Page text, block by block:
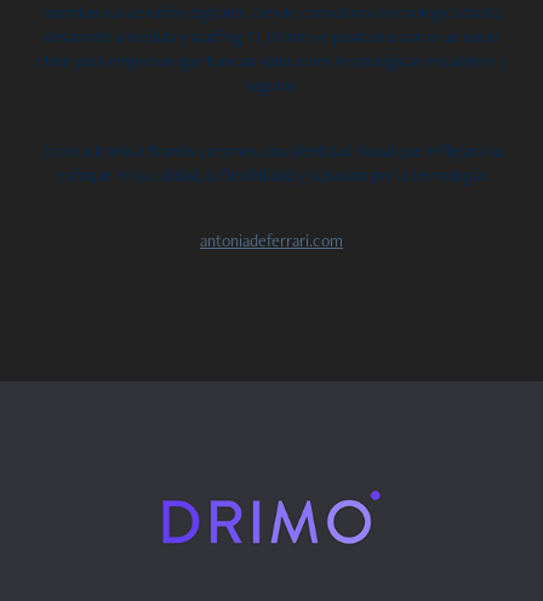
abordan sus desafíos digitales. Desde consultoría tecnológica hasta
desarrollo a medida y staffing TI, Drimo se posiciona como un socio
clave para empresas que buscan soluciones tecnológicas escalables y
seguras.
Junto a Iconick Brands creamos una identidad visual que reflejara su
enfoque en la calidad, la flexibilidad y la pasión por la tecnología.
antoniadeferrari.com